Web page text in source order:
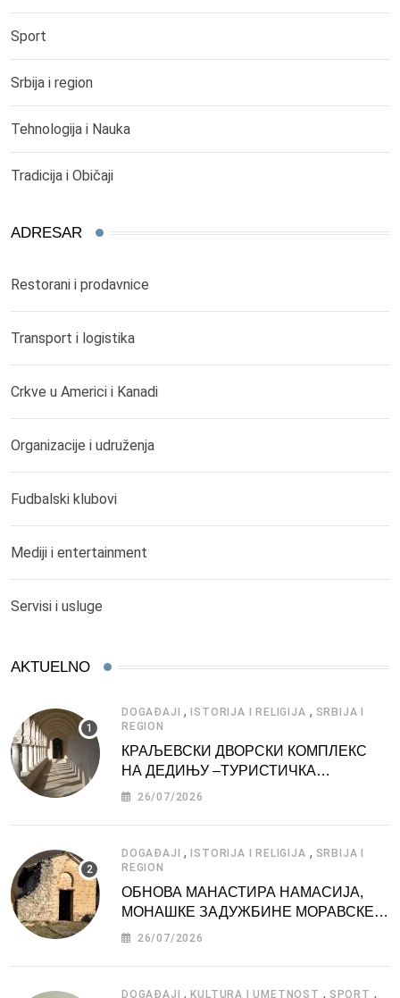
Sport
Srbija i region
Tehnologija i Nauka
Tradicija i Običaji
ADRESAR
Restorani i prodavnice
Transport i logistika
Crkve u Americi i Kanadi
Organizacije i udruženja
Fudbalski klubovi
Mediji i entertainment
Servisi i usluge
AKTUELNO
DOGAĐAJI , ISTORIJA I RELIGIJA , SRBIJA I
REGION
КРАЉЕВСКИ ДВОРСКИ КОМПЛЕКС
НА ДЕДИЊУ –ТУРИСТИЧКА
АТРАКЦИЈА
26/07/2026
DOGAĐAJI , ISTORIJA I RELIGIJA , SRBIJA I
REGION
ОБНОВА МАНАСТИРА НАМАСИЈА,
МОНАШКЕ ЗАДУЖБИНЕ МОРАВСКЕ
СРБИЈЕ
26/07/2026
DOGAĐAJI ,KULTURA I UMETNOST , SPORT ,